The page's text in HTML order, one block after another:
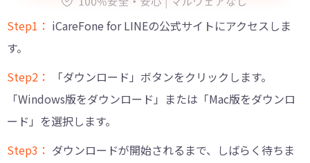
Step1： iCareFone for LINEの公式サイトにアクセスしま
す。
Step2：
「ダウンロード」ボタンをクリックします。
「Windows版をダウンロード」または「Mac版をダウンロ
ード」を選択します。
Step3： ダウンロードが開始されるまで、しばらく待ちま